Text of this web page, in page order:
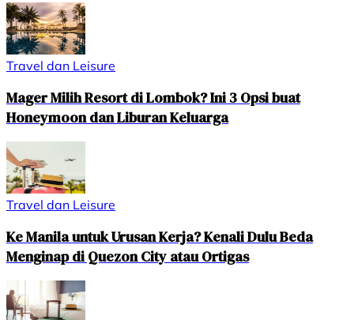
Travel dan Leisure
Mager Milih Resort di Lombok? Ini 3 Opsi buat
Honeymoon dan Liburan Keluarga
Travel dan Leisure
Ke Manila untuk Urusan Kerja? Kenali Dulu Beda
Menginap di Quezon City atau Ortigas